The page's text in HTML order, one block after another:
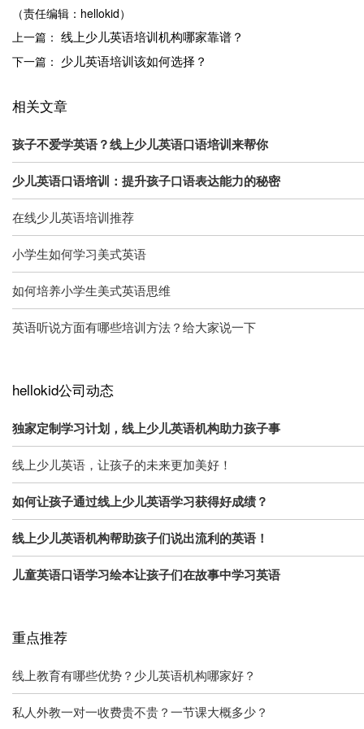
（责任编辑：hellokid）
上一篇： 线上少儿英语培训机构哪家靠谱？
下一篇： 少儿英语培训该如何选择？
相关文章
孩子不爱学英语？线上少儿英语口语培训来帮你
少儿英语口语培训：提升孩子口语表达能力的秘密
在线少儿英语培训推荐
小学生如何学习美式英语
如何培养小学生美式英语思维
英语听说方面有哪些培训方法？给大家说一下
hellokid公司动态
独家定制学习计划，线上少儿英语机构助力孩子事
线上少儿英语，让孩子的未来更加美好！
如何让孩子通过线上少儿英语学习获得好成绩？
线上少儿英语机构帮助孩子们说出流利的英语！
儿童英语口语学习绘本让孩子们在故事中学习英语
重点推荐
线上教育有哪些优势？少儿英语机构哪家好？
私人外教一对一收费贵不贵？一节课大概多少？